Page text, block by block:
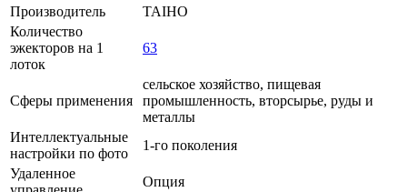
Производитель
TAIHO
Количество
эжекторов на 1
лоток
63
Сферы применения
сельское хозяйство, пищевая
промышленность, вторсырье, руды и
металлы
Интеллектуальные
настройки по фото
1-го поколения
Удаленное
Опция